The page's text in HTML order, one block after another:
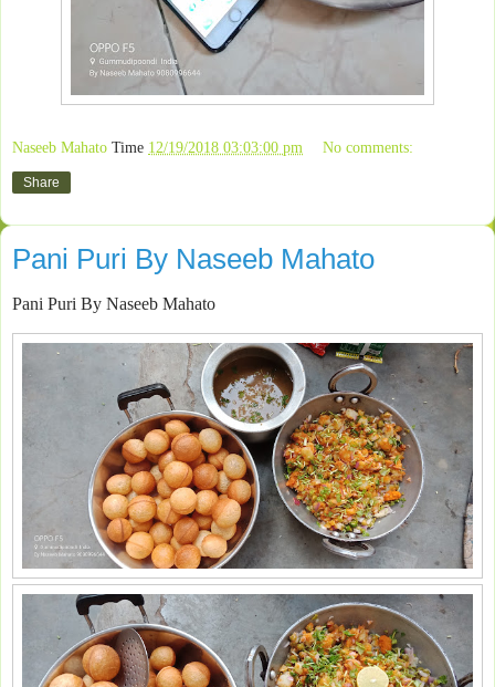
Naseeb Mahato Time 12/19/2018 03:03:00 pm No comments:
Share
Pani Puri By Naseeb Mahato
Pani Puri By Naseeb Mahato